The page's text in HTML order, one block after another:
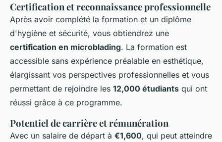
Certification et reconnaissance professionnelle
Après avoir complété la formation et un diplôme
d'hygiène et sécurité, vous obtiendrez une
certification en microblading. La formation est
accessible sans expérience préalable en esthétique,
élargissant vos perspectives professionnelles et vous
permettant de rejoindre les 12,000 étudiants qui ont
réussi grâce à ce programme.
Potentiel de carrière et rémunération
Avec un salaire de départ à €1,600, qui peut atteindre